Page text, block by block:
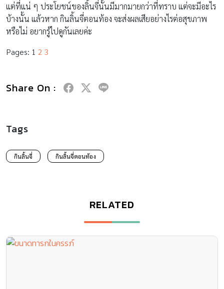
แต่ที่แน่ ๆ ประโยชน์ของลิ้นจี่นั้นมีมากมายกว่าที่ทราบ แต่จะมีอะไร
บ้างนั้น แล้วหาก กินลิ้นจี่ตอนท้อง จะส่งผลเสียอย่างไรต่อสุขภาพ
หรือไม่ อยากรู้ไปดูกันเลยค่ะ
Pages: 1 2 3
Share On :
Tags
กินลิ้นจี่ กินลิ้นจี่ตอนท้อง
RELATED